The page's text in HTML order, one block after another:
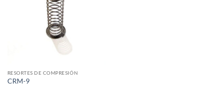
RESORTES DE COMPRESIÓN
CRM-9